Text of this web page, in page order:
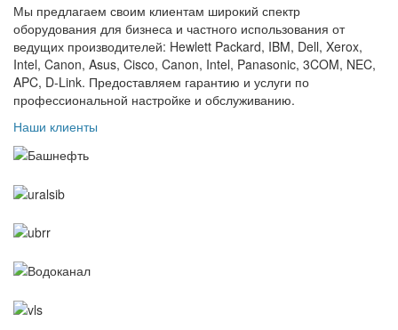
Мы предлагаем своим клиентам широкий спектр
оборудования для бизнеса и частного использования от
ведущих производителей: Hewlett Packard, IBM, Dell, Xerox,
Intel, Canon, Asus, Cisco, Canon, Intel, Panasonic, 3COM, NEC,
APC, D-Link. Предоставляем гарантию и услуги по
профессиональной настройке и обслуживанию.
Наши клиенты